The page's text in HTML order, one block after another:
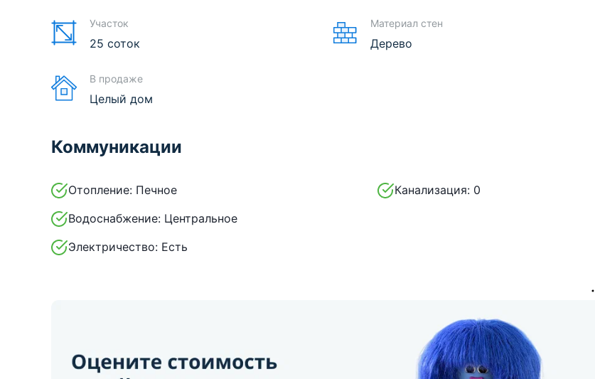
Участок
25 соток
В продаже
Целый дом
Материал стен
Дерево
Коммуникации
Отопление: Печное
Водоснабжение: Центральное
Электричество: Есть
Канализация: 0